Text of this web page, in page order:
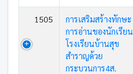
1505
การเสริมสร้างทักษะ
การอ่านของนักเรียน
โรงเรียนบ้านสุข
สำราญด้วย
กระบวนการ4ส.